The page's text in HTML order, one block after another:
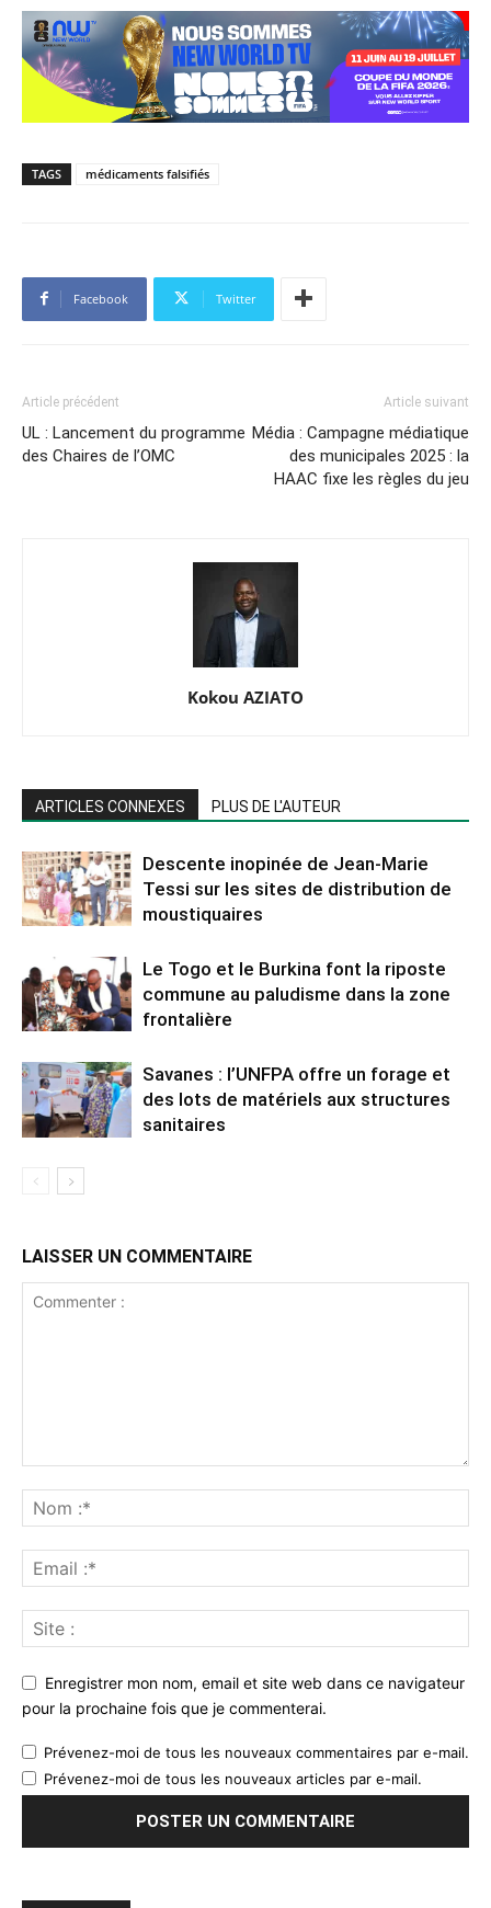
TAGS médicaments falsifiés
Facebook Twitter
Article précédent
UL : Lancement du programme
des Chaires de l’OMC
Article suivant
Média : Campagne médiatique
des municipales 2025 : la
HAAC fixe les règles du jeu
Kokou AZIATO
ARTICLES CONNEXES PLUS DE L'AUTEUR
Descente inopinée de Jean-Marie
Tessi sur les sites de distribution de
moustiquaires
Le Togo et le Burkina font la riposte
commune au paludisme dans la zone
frontalière
Savanes : l’UNFPA offre un forage et
des lots de matériels aux structures
sanitaires
LAISSER UN COMMENTAIRE
Enregistrer mon nom, email et site web dans ce navigateur
pour la prochaine fois que je commenterai.
Prévenez-moi de tous les nouveaux commentaires par e-mail.
Prévenez-moi de tous les nouveaux articles par e-mail.